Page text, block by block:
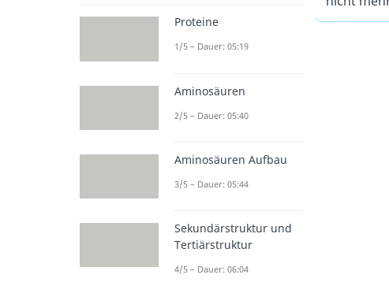
Proteine
1/5 – Dauer: 05:19
Aminosäuren
2/5 – Dauer: 05:40
Aminosäuren Aufbau
3/5 – Dauer: 05:44
Sekundärstruktur und
Tertiärstruktur
4/5 – Dauer: 06:04